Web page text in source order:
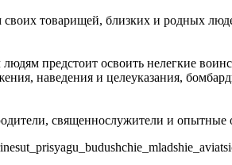
товарищей, близких и родных
предстоит освоить нелегкие
наведения и целеуказания,
священнослужители и опытные